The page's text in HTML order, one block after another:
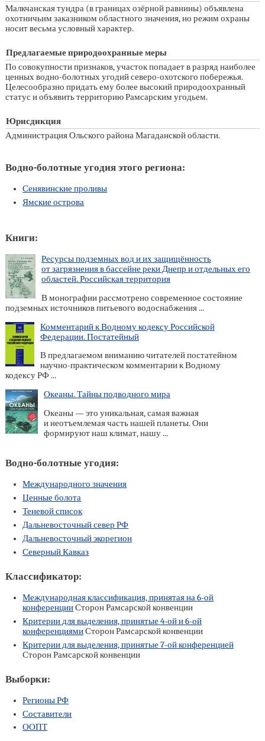
Малкчанская тундра (в границах озёрной равнины) объявлена
охотничьим заказником областного значения, но режим охраны
носит весьма условный характер.
Предлагаемые природоохранные меры
По совокупности признаков, участок попадает в разряд наиболее
ценных водно-болотных угодий северо-охотского побережья.
Целесообразно придать ему более высокий природоохранный
статус и объявить территорию Рамсарским угодьем.
Юрисдикция
Администрация Ольского района Магаданской области.
Водно-болотные угодия этого региона:
Сенявинские проливы
Ямские острова
Книги:
Ресурсы подземных вод и их защищённость
от загрязнения в бассейне реки Днепр и отдельных его
областей. Российская территория
В монографии рассмотрено современное состояние
подземных источников питьевого водоснабжения ...
Комментарий к Водному кодексу Российской
Федерации. Постатейный
В предлагаемом вниманию читателей постатейном
научно-практическом комментарии к Водному
кодексу РФ ...
Океаны. Тайны подводного мира
Океаны — это уникальная, самая важная
и неотъемлемая часть нашей планеты. Они
формируют наш климат, нашу ...
Водно-болотные угодия:
Международного значения
Ценные болота
Теневой список
Дальневосточный север РФ
Дальневосточный экорегион
Северный Кавказ
Классификатор:
Международная классификация, принятая на6-ой
конференцииСторон Рамсарской конвенции
Критерии для выделения, принятые4-ойи6-ой
конференциямиСторон Рамсарской конвенции
Критерии для выделения, принятые7-ойконференцией
Сторон Рамсарской конвенции
Выборки:
Регионы РФ
Составители
ООПТ